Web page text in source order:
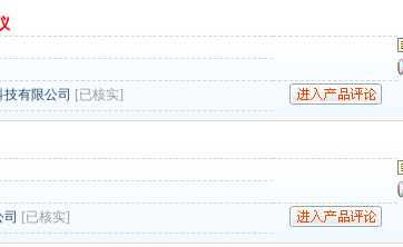
有限公司 [已核实]
[已核实]